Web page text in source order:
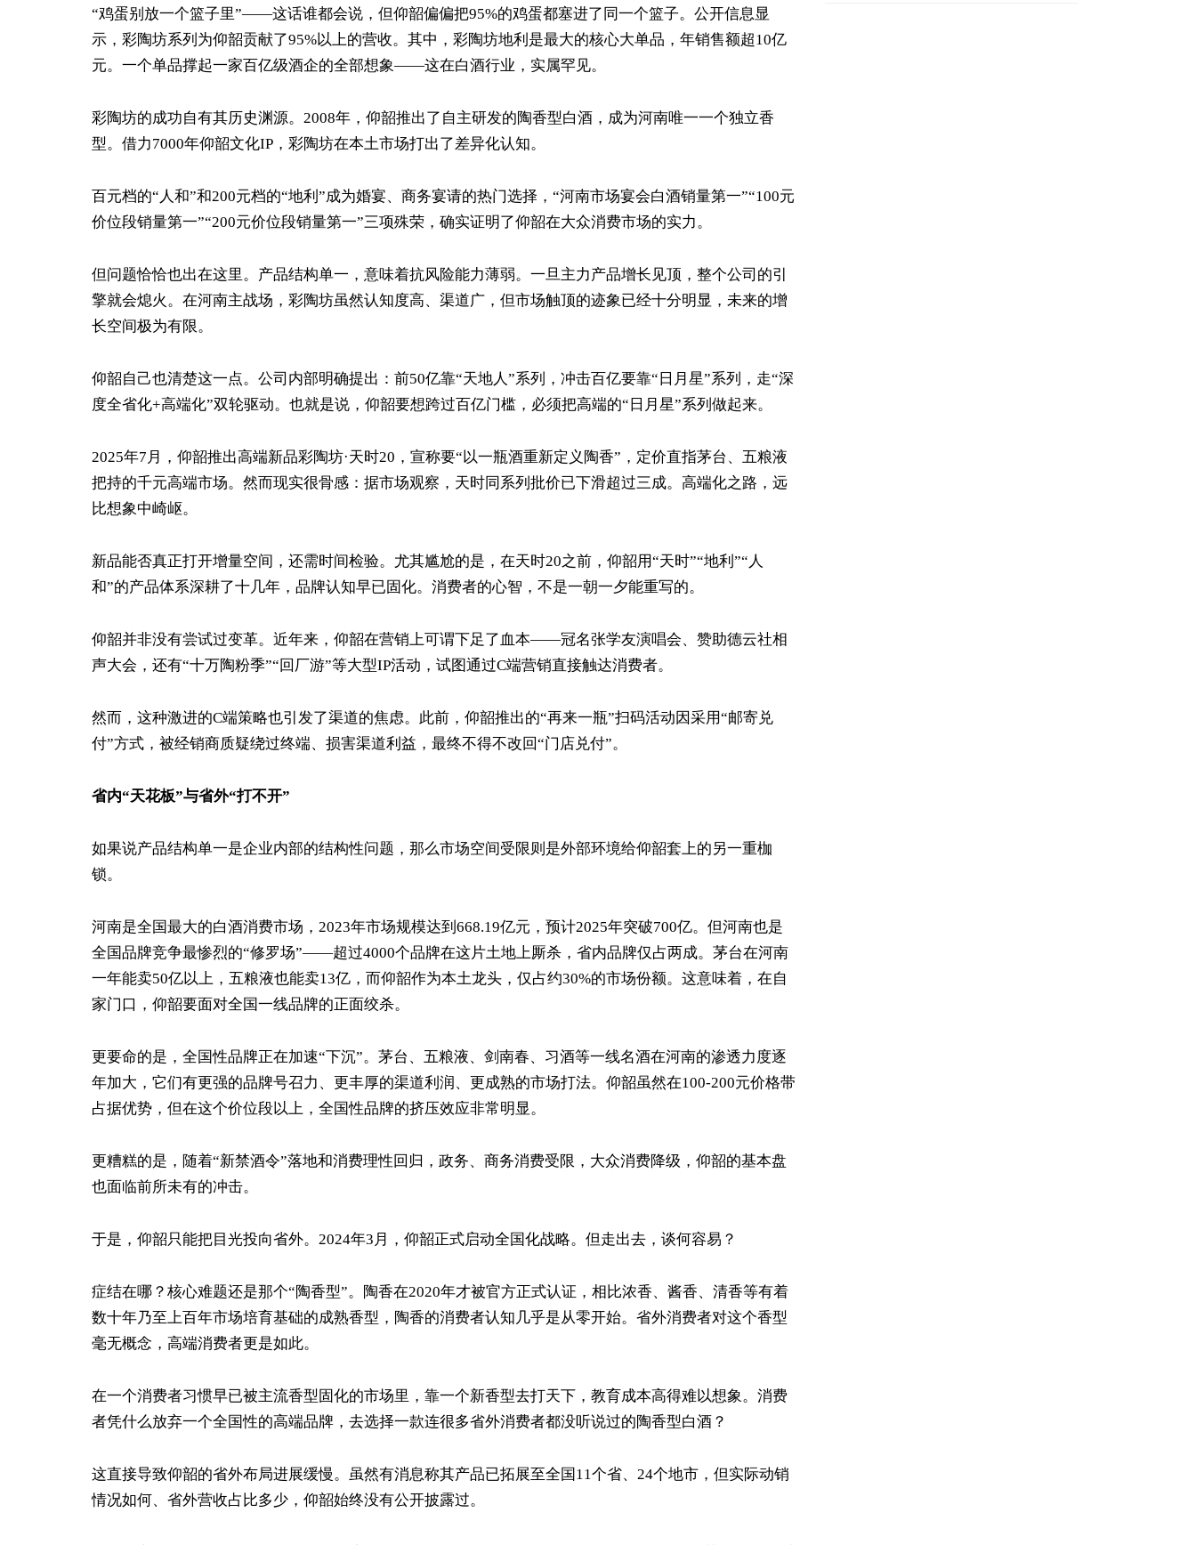
“鸡蛋别放一个篮子里”——这话谁都会说，但仰韶偏偏把95%的鸡蛋都塞进了同一个篮子。公开信息显
示，彩陶坊系列为仰韶贡献了95%以上的营收。其中，彩陶坊地利是最大的核心大单品，年销售额超10亿
元。一个单品撑起一家百亿级酒企的全部想象——这在白酒行业，实属罕见。
彩陶坊的成功自有其历史渊源。2008年，仰韶推出了自主研发的陶香型白酒，成为河南唯一一个独立香
型。借力7000年仰韶文化IP，彩陶坊在本土市场打出了差异化认知。
百元档的“人和”和200元档的“地利”成为婚宴、商务宴请的热门选择，“河南市场宴会白酒销量第一”“100元
价位段销量第一”“200元价位段销量第一”三项殊荣，确实证明了仰韶在大众消费市场的实力。
但问题恰恰也出在这里。产品结构单一，意味着抗风险能力薄弱。一旦主力产品增长见顶，整个公司的引
擎就会熄火。在河南主战场，彩陶坊虽然认知度高、渠道广，但市场触顶的迹象已经十分明显，未来的增
长空间极为有限。
仰韶自己也清楚这一点。公司内部明确提出：前50亿靠“天地人”系列，冲击百亿要靠“日月星”系列，走“深
度全省化+高端化”双轮驱动。也就是说，仰韶要想跨过百亿门槛，必须把高端的“日月星”系列做起来。
2025年7月，仰韶推出高端新品彩陶坊·天时20，宣称要“以一瓶酒重新定义陶香”，定价直指茅台、五粮液
把持的千元高端市场。然而现实很骨感：据市场观察，天时同系列批价已下滑超过三成。高端化之路，远
比想象中崎岖。
新品能否真正打开增量空间，还需时间检验。尤其尴尬的是，在天时20之前，仰韶用“天时”“地利”“人
和”的产品体系深耕了十几年，品牌认知早已固化。消费者的心智，不是一朝一夕能重写的。
仰韶并非没有尝试过变革。近年来，仰韶在营销上可谓下足了血本——冠名张学友演唱会、赞助德云社相
声大会，还有“十万陶粉季”“回厂游”等大型IP活动，试图通过C端营销直接触达消费者。
然而，这种激进的C端策略也引发了渠道的焦虑。此前，仰韶推出的“再来一瓶”扫码活动因采用“邮寄兑
付”方式，被经销商质疑绕过终端、损害渠道利益，最终不得不改回“门店兑付”。
省内“天花板”与省外“打不开”
如果说产品结构单一是企业内部的结构性问题，那么市场空间受限则是外部环境给仰韶套上的另一重枷
锁。
河南是全国最大的白酒消费市场，2023年市场规模达到668.19亿元，预计2025年突破700亿。但河南也是
全国品牌竞争最惨烈的“修罗场”——超过4000个品牌在这片土地上厮杀，省内品牌仅占两成。茅台在河南
一年能卖50亿以上，五粮液也能卖13亿，而仰韶作为本土龙头，仅占约30%的市场份额。这意味着，在自
家门口，仰韶要面对全国一线品牌的正面绞杀。
更要命的是，全国性品牌正在加速“下沉”。茅台、五粮液、剑南春、习酒等一线名酒在河南的渗透力度逐
年加大，它们有更强的品牌号召力、更丰厚的渠道利润、更成熟的市场打法。仰韶虽然在100-200元价格带
占据优势，但在这个价位段以上，全国性品牌的挤压效应非常明显。
更糟糕的是，随着“新禁酒令”落地和消费理性回归，政务、商务消费受限，大众消费降级，仰韶的基本盘
也面临前所未有的冲击。
于是，仰韶只能把目光投向省外。2024年3月，仰韶正式启动全国化战略。但走出去，谈何容易？
症结在哪？核心难题还是那个“陶香型”。陶香在2020年才被官方正式认证，相比浓香、酱香、清香等有着
数十年乃至上百年市场培育基础的成熟香型，陶香的消费者认知几乎是从零开始。省外消费者对这个香型
毫无概念，高端消费者更是如此。
在一个消费者习惯早已被主流香型固化的市场里，靠一个新香型去打天下，教育成本高得难以想象。消费
者凭什么放弃一个全国性的高端品牌，去选择一款连很多省外消费者都没听说过的陶香型白酒？
这直接导致仰韶的省外布局进展缓慢。虽然有消息称其产品已拓展至全国11个省、24个地市，但实际动销
情况如何、省外营收占比多少，仰韶始终没有公开披露过。